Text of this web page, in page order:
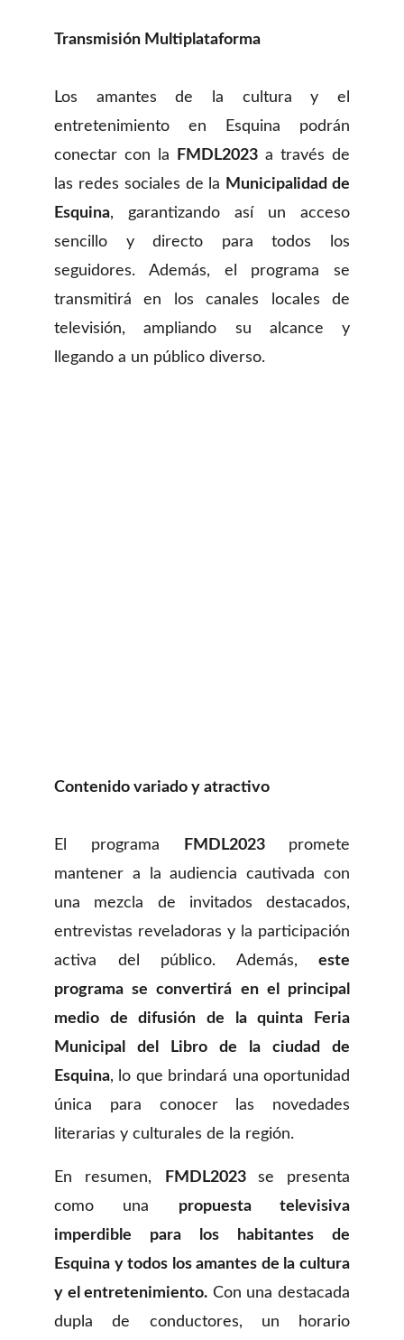
Transmisión Multiplataforma
Los amantes de la cultura y el
entretenimiento en Esquina podrán
conectar con la
FMDL2023 a través de
las redes sociales de la Municipalidad de
Esquina, garantizando así un acceso
sencillo y directo para todos los
seguidores. Además, el programa se
transmitirá en los canales locales de
televisión, ampliando su alcance y
llegando a un público diverso.
Contenido variado y atractivo
El programa FMDL2023 promete
mantener a la audiencia cautivada con
una mezcla de invitados destacados,
entrevistas reveladoras y la participación
activa del público. Además, este
programa se convertirá en el principal
medio de difusión de la quinta Feria
Municipal del Libro de la ciudad de
Esquina, lo que brindará una oportunidad
única para conocer las novedades
literarias y culturales de la región.
En resumen, FMDL2023 se presenta
como una propuesta televisiva
imperdible para los habitantes de
Esquina y todos los amantes de la cultura
y el entretenimiento. Con una destacada
dupla de conductores, un horario